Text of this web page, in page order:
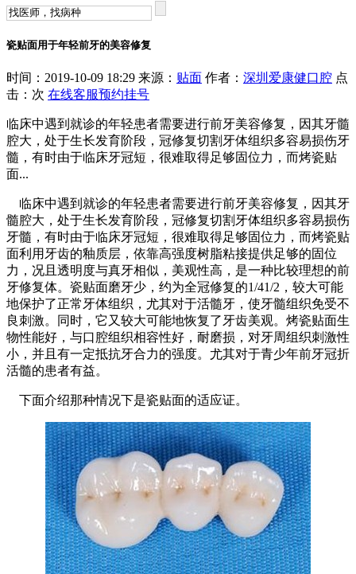
瓷贴面用于年轻前牙的美容修复
时间：2019-10-09 18:29 来源： 贴面 作者： 深圳爱康健口腔 点
击： 次 在线客服预约挂号
临床中遇到就诊的年轻患者需要进行前牙美容修复，因其牙髓
腔大，处于生长发育阶段，冠修复切割牙体组织多容易损伤牙
髓，有时由于临床牙冠短，很难取得足够固位力，而烤瓷贴
面...
临床中遇到就诊的年轻患者需要进行前牙美容修复，因其牙
髓腔大，处于生长发育阶段，冠修复切割牙体组织多容易损伤
牙髓，有时由于临床牙冠短，很难取得足够固位力，而烤瓷贴
面利用牙齿的釉质层，依靠高强度树脂粘接提供足够的固位
力，况且透明度与真牙相似，美观性高，是一种比较理想的前
牙修复体。瓷贴面磨牙少，约为全冠修复的1/41/2，较大可能
地保护了正常牙体组织，尤其对于活髓牙，使牙髓组织免受不
良刺激。同时，它又较大可能地恢复了牙齿美观。烤瓷贴面生
物性能好，与口腔组织相容性好，耐磨损，对牙周组织刺激性
小，并且有一定抵抗牙合力的强度。尤其对于青少年前牙冠折
活髓的患者有益。
下面介绍那种情况下是瓷贴面的适应证。